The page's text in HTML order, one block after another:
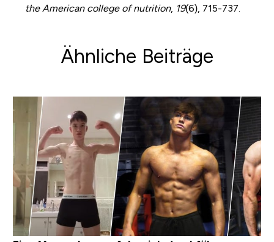
the American college of nutrition, 19(6), 715-737.
Ähnliche Beiträge